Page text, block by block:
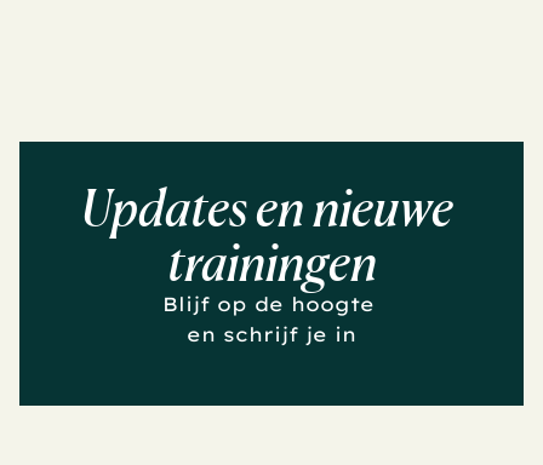
Updates en nieuwe
trainingen
Blijf op de hoogte
en schrijf je in